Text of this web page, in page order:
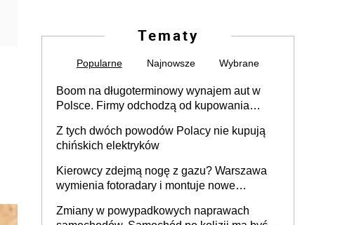
Tematy
Popularne Najnowsze Wybrane
Boom na długoterminowy wynajem aut w
Polsce. Firmy odchodzą od kupowania
Z tych dwóch powodów Polacy nie kupują
chińskich elektryków
Kierowcy zdejmą nogę z gazu? Warszawa
wymienia fotoradary i montuje nowe
Zmiany w powypadkowych naprawach